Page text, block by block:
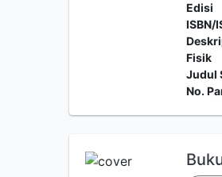
Edisi
ISBN/
Fisik
Judul
No.